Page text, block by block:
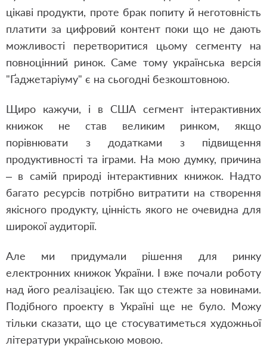
цікаві продукти, проте брак попиту й неготовність
платити за цифровий контент поки що не дають
можливості перетворитися цьому сегменту на
повноцінний ринок. Саме тому українська версія
"Ґаджетаріуму" є на сьогодні безкоштовною.
Щиро кажучи, і в США сегмент інтерактивних
книжок не став великим ринком, якщо
порівнювати з додатками з підвищення
продуктивності та іграми. На мою думку, причина
– в самій природі інтерактивних книжок. Надто
багато ресурсів потрібно витратити на створення
якісного продукту, цінність якого не очевидна для
широкої аудиторії.
Але ми придумали рішення для ринку
електронних книжок України. І вже почали роботу
над його реалізацією. Так що стежте за новинами.
Подібного проекту в Україні ще не було. Можу
тільки сказати, що це стосуватиметься художньої
літератури українською мовою.